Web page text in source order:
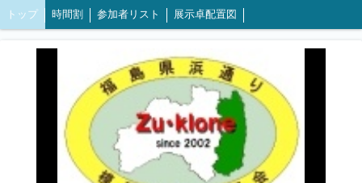
トップ 時間割 参加者リスト 展示卓配置図